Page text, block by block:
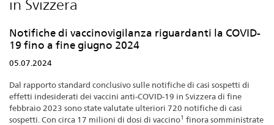
in Svizzera
Notifiche di vaccinovigilanza riguardanti la COVID-
19 fino a fine giugno 2024
05.07.2024
Dal rapporto standard conclusivo sulle notifiche di casi sospetti di
effetti indesiderati dei vaccini anti-COVID-19 in Svizzera di fine
febbraio 2023 sono state valutate ulteriori 720 notifiche di casi
sospetti. Con circa 17 milioni di dosi di vaccino1 finora somministrate